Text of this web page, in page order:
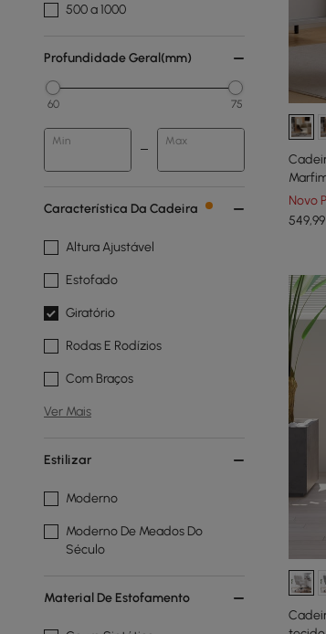
500 a 1000
Profundidade Geral(mm)
60 75
Min Max
Característica Da Cadeira
Altura Ajustável
Estofado
Giratório
Rodas E Rodízios
Com Braços
Ver Mais
Estilizar
Moderno
Moderno De Meados Do
Século
Material De Estofamento
Grão
Novo
549,99